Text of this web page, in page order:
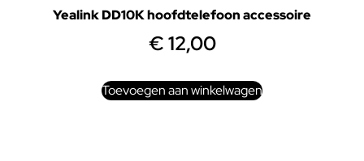
Yealink DD10K hoofdtelefoon accessoire
€12,00
Toevoegen aan winkelwagen